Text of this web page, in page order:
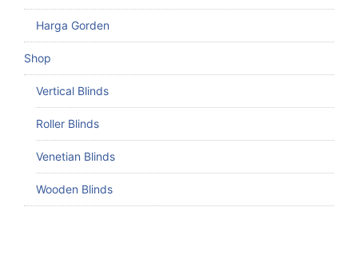
Harga Gorden
Shop
Vertical Blinds
Roller Blinds
Venetian Blinds
Wooden Blinds